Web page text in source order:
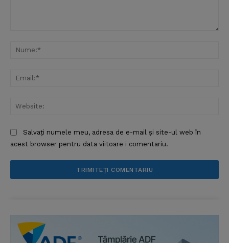
Salvați numele meu, adresa de e-mail și site-ul web în
acest browser pentru data viitoare i comentariu.